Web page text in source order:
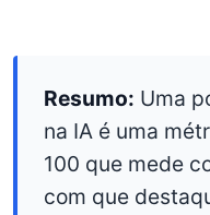
Resumo: Uma
na IA é uma
100 que mede
com que